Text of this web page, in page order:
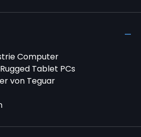
Computer
Tablet PCs
von Teguar